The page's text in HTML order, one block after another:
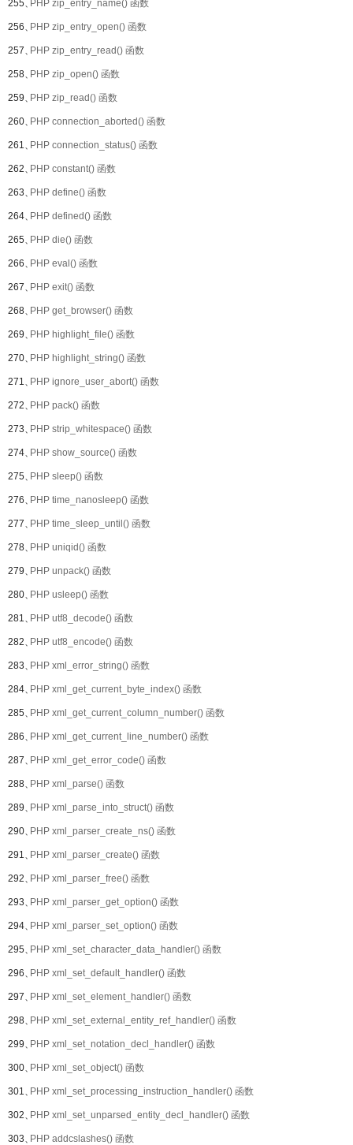
255、PHP zip_entry_name() 函数
256、PHP zip_entry_open() 函数
257、PHP zip_entry_read() 函数
258、PHP zip_open() 函数
259、PHP zip_read() 函数
260、PHP connection_aborted() 函数
261、PHP connection_status() 函数
262、PHP constant() 函数
263、PHP define() 函数
264、PHP defined() 函数
265、PHP die() 函数
266、PHP eval() 函数
267、PHP exit() 函数
268、PHP get_browser() 函数
269、PHP highlight_file() 函数
270、PHP highlight_string() 函数
271、PHP ignore_user_abort() 函数
272、PHP pack() 函数
273、PHP strip_whitespace() 函数
274、PHP show_source() 函数
275、PHP sleep() 函数
276、PHP time_nanosleep() 函数
277、PHP time_sleep_until() 函数
278、PHP uniqid() 函数
279、PHP unpack() 函数
280、PHP usleep() 函数
281、PHP utf8_decode() 函数
282、PHP utf8_encode() 函数
283、PHP xml_error_string() 函数
284、PHP xml_get_current_byte_index() 函数
285、PHP xml_get_current_column_number() 函数
286、PHP xml_get_current_line_number() 函数
287、PHP xml_get_error_code() 函数
288、PHP xml_parse() 函数
289、PHP xml_parse_into_struct() 函数
290、PHP xml_parser_create_ns() 函数
291、PHP xml_parser_create() 函数
292、PHP xml_parser_free() 函数
293、PHP xml_parser_get_option() 函数
294、PHP xml_parser_set_option() 函数
295、PHP xml_set_character_data_handler() 函数
296、PHP xml_set_default_handler() 函数
297、PHP xml_set_element_handler() 函数
298、PHP xml_set_external_entity_ref_handler() 函数
299、PHP xml_set_notation_decl_handler() 函数
300、PHP xml_set_object() 函数
301、PHP xml_set_processing_instruction_handler() 函数
302、PHP xml_set_unparsed_entity_decl_handler() 函数
303、PHP addcslashes() 函数